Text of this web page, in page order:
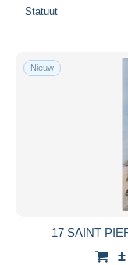
Statuut
Nieuw
17 SAINT